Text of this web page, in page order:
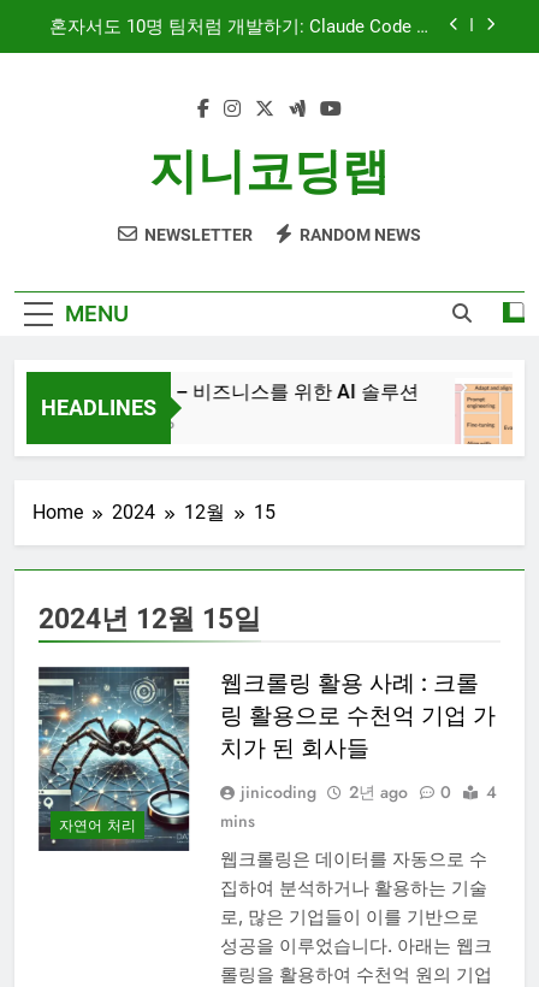
혼자서도 10명 팀처럼 개발하기: Claude Code 서
시대의 새로운 흐름
대시보드 디자인, 이제는 ‘많이’가 아니라 ‘정확히’
혼자서도 10명 팀처럼 개발하기: Claude Code 서
문서 중심 개발(DDD)과 TDD — AI 코딩 에이전트
지니코딩랩
NEWSLETTER RANDOM NEWS
MENU
HEADLINES
JiniAI – 비즈니스를 위한 AI 솔루션
Home 2024 12월 15
2024년 12월 15일
자연어 처리
웹크롤링 활용 사례 : 크롤
링 활용으로 수천억 기업 가
치가 된 회사들
jinicoding 2년 ago 0
4
mins
웹크롤링은 데이터를 자동으로 수
집하여 분석하거나 활용하는 기술
로, 많은 기업들이 이를 기반으로
성공을 이루었습니다. 아래는 웹크
롤링을 활용하여 수천억 원의 기업